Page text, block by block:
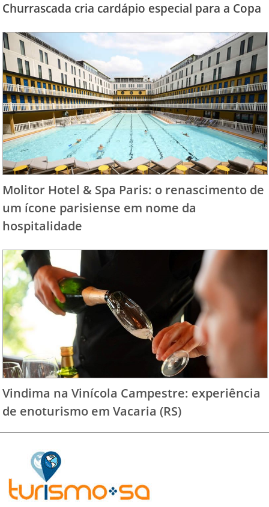
Churrascada cria cardápio especial para a Copa
Molitor Hotel & Spa Paris: o renascimento de
um ícone parisiense em nome da
hospitalidade
Vindima na Vinícola Campestre: experiência
de enoturismo em Vacaria (RS)